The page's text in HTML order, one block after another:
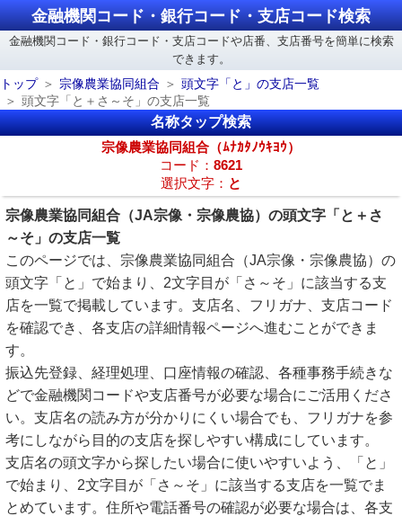
金融機関コード・銀行コード・支店コード検索
金融機関コード・銀行コード・支店コードや店番、支店番号を簡単に検索
できます。
トップ
宗像農業協同組合
頭文字「と」の支店一覧
頭文字「と＋さ～そ」の支店一覧
名称タップ検索
宗像農業協同組合（ﾑﾅｶﾀﾉｳｷﾖｳ）
コード： 8621
選択文字： と
宗像農業協同組合（JA宗像・宗像農協）の頭文字「と＋さ
～そ」の支店一覧
このページでは、宗像農業協同組合（JA宗像・宗像農協）の
頭文字「と」で始まり、2文字目が「さ～そ」に該当する支
店を一覧で掲載しています。支店名、フリガナ、支店コード
を確認でき、各支店の詳細情報ページへ進むことができま
す。
振込先登録、経理処理、口座情報の確認、各種事務手続きな
どで金融機関コードや支店番号が必要な場合にご活用くださ
い。支店名の読み方が分かりにくい場合でも、フリガナを参
考にしながら目的の支店を探しやすい構成にしています。
支店名の頭文字から探したい場合に使いやすいよう、「と」
で始まり、2文字目が「さ～そ」に該当する支店を一覧でま
とめています。住所や電話番号の確認が必要な場合は、各支